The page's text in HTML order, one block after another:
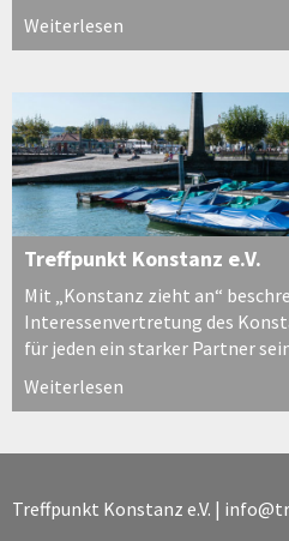
Weiterlesen
Treffpunkt Konstanz e.V.
Mit „Konstanz zieht an“
Interessenvertretung des
für jeden ein starker Partner
Weiterlesen
Treffpunkt Konstanz e.V. |